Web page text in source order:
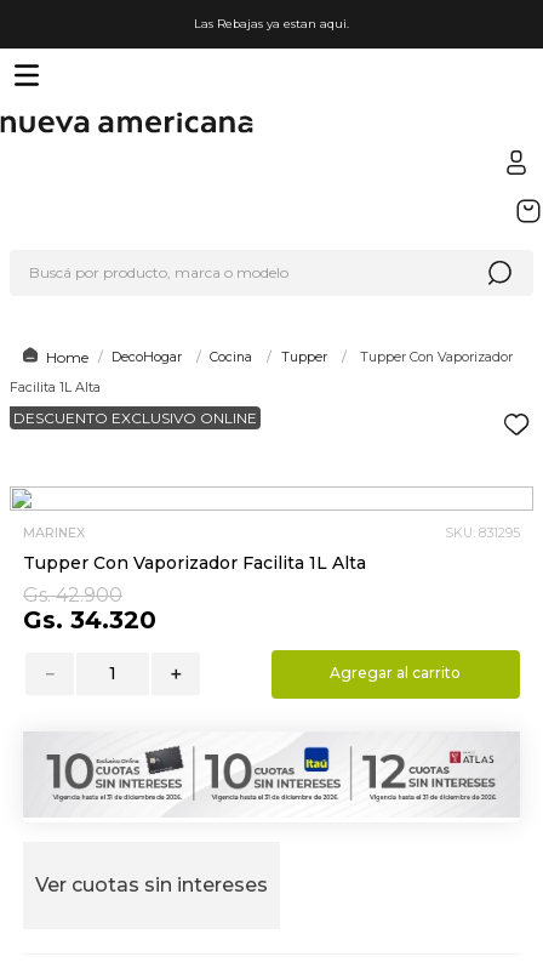
Las Rebajas ya estan aqui.
DecoHogar Cocina Tupper
Tupper Con Vaporizador
Facilita 1L Alta
DESCUENTO EXCLUSIVO ONLINE
MARINEX SKU: 831295
Tupper Con Vaporizador Facilita 1L Alta
Gs. 42.900
Gs. 34.320
＋
－ Agregar al carrito
Ver cuotas sin intereses
2.
nike
4.
termo
5.
cafetera
7.
organizador
8.
almohada
9 .
hydrate
10. toalla